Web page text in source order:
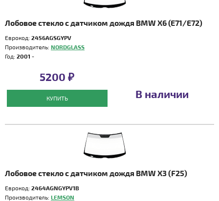
Лобовое стекло с датчиком дождя BMW X6 (E71/E72)
Еврокод: 2456AGSGYPV
Производитель: NORDGLASS
Год: 2001 -
5200 ₽
КУПИТЬ В наличии
Лобовое стекло с датчиком дождя BMW X3 (F25)
Еврокод: 2464AGNGYPV1B
Производитель: LEMSON